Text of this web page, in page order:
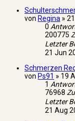
von Regina »
0
200775
Letzter
21 Jun
Schmerzen
von Ps91 » 19
1
76968
Letzter
21 Aug